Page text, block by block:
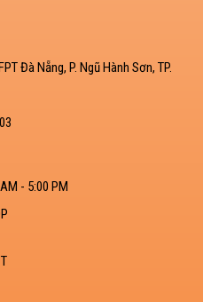
Đà Nẵng, P. Ngũ Hành Sơn, TP.
- 5:00 PM